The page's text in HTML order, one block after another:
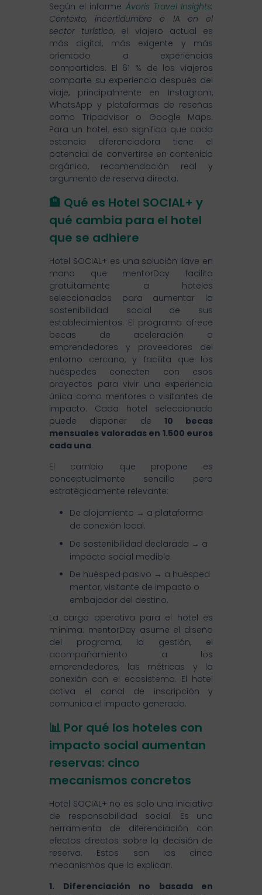
Según el informe Ávoris Travel Insights:
Contexto, incertidumbre e IA en el
sector turístico, el viajero actual es
más digital, más exigente y más
orientado a experiencias
compartidas. El 61 % de los viajeros
comparte su experiencia después del
viaje, principalmente en Instagram,
WhatsApp y plataformas de reseñas
como Tripadvisor o Google Maps.
Para un hotel, eso significa que cada
estancia diferenciadora tiene el
potencial de convertirse en contenido
orgánico, recomendación real y
argumento de reserva directa.
🏨 Qué es Hotel SOCIAL+ y
qué cambia para el hotel
que se adhiere
Hotel SOCIAL+ es una solución llave en
mano que mentorDay facilita
gratuitamente a hoteles
seleccionados para aumentar la
sostenibilidad social de sus
establecimientos. El programa ofrece
becas de aceleración a
emprendedores y proveedores del
entorno cercano, y facilita que los
huéspedes conecten con esos
proyectos para vivir una experiencia
única como mentores o visitantes de
impacto. Cada hotel seleccionado
puede disponer de 10 becas
mensuales valoradas en 1.500 euros
cada una.
El cambio que propone es
conceptualmente sencillo pero
estratégicamente relevante:
De alojamiento → a plataforma
de conexión local.
De sostenibilidad declarada → a
impacto social medible.
De huésped pasivo → a huésped
mentor, visitante de impacto o
embajador del destino.
La carga operativa para el hotel es
mínima: mentorDay asume el diseño
del programa, la gestión, el
acompañamiento a los
emprendedores, las métricas y la
conexión con el ecosistema. El hotel
activa el canal de inscripción y
comunica el impacto generado.
📊 Por qué los hoteles con
impacto social aumentan
reservas: cinco
mecanismos concretos
Hotel SOCIAL+ no es solo una iniciativa
de responsabilidad social. Es una
herramienta de diferenciación con
efectos directos sobre la decisión de
reserva. Estos son los cinco
mecanismos que lo explican.
1. Diferenciación no basada en